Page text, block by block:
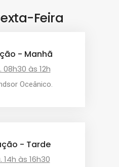
Feira
- Manhã
08h30 às 12h
Oceânico.
- Tarde
14h às 16h30